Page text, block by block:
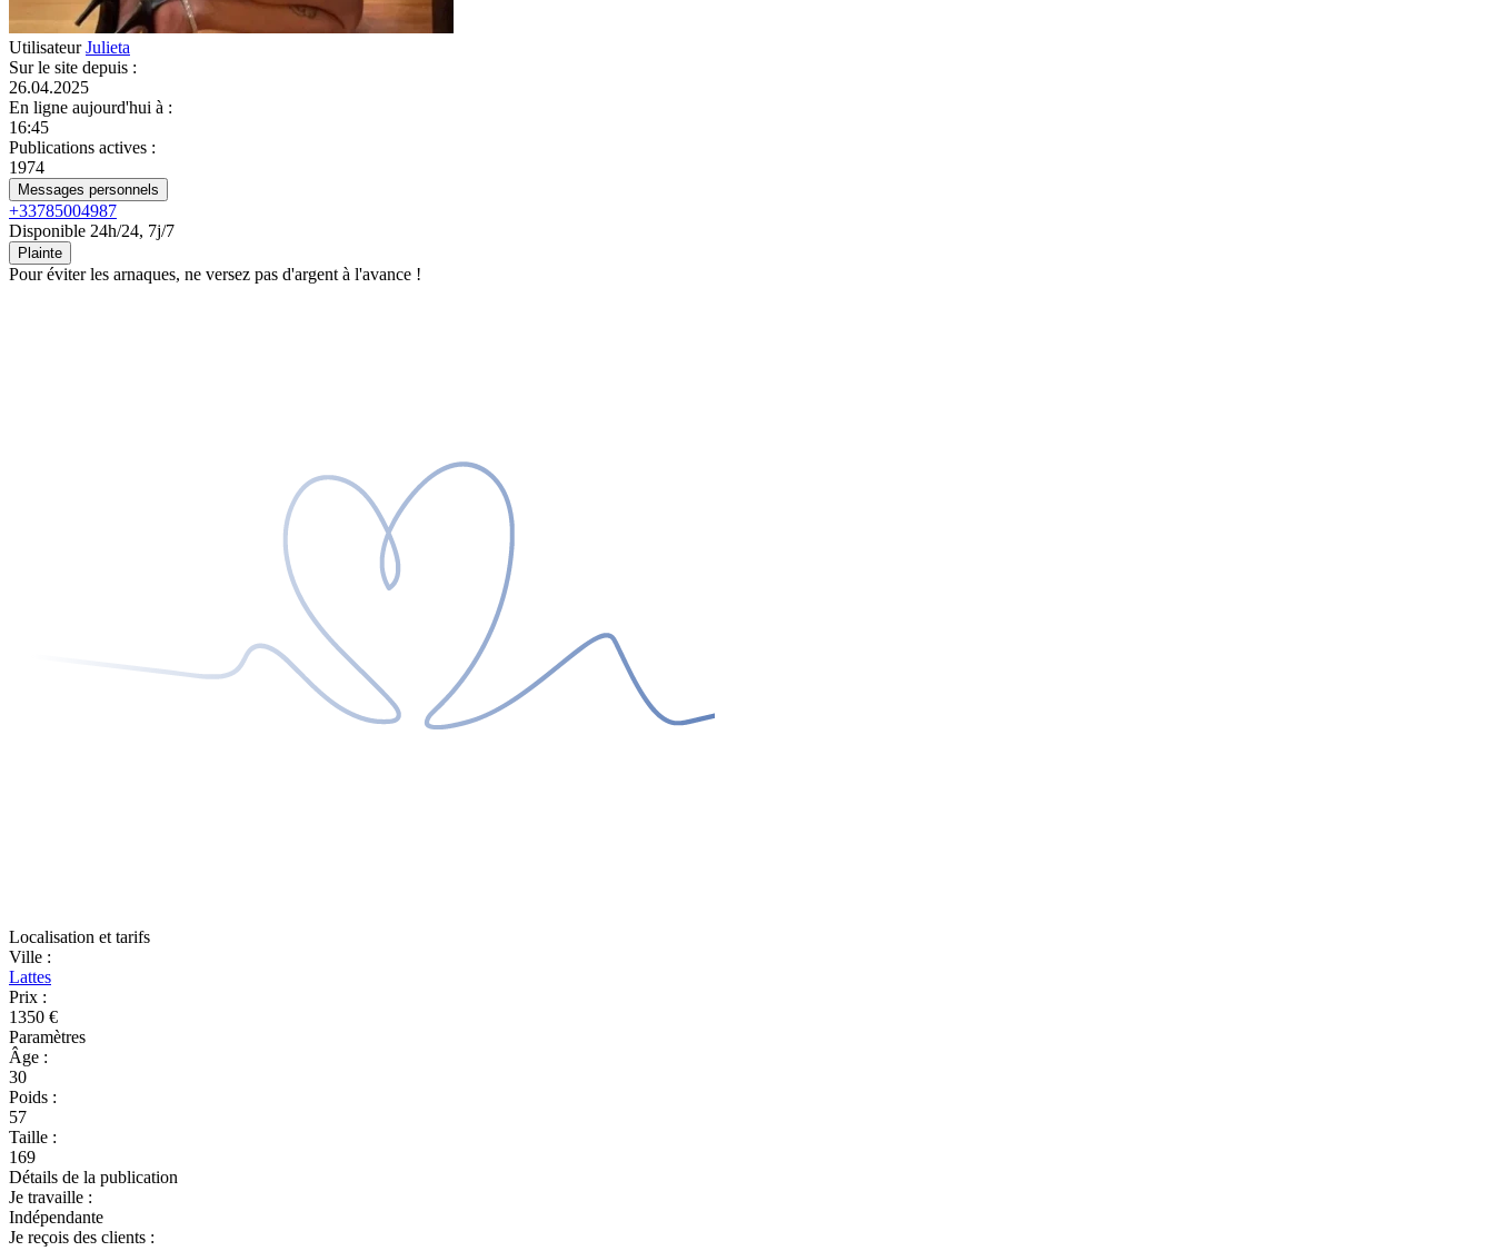
UtilisateurJulieta
Sur le site depuis :
26.04.2025
En ligne aujourd'hui à :
16:45
Publications actives :
1974
Messages personnels
+33785004987
Disponible 24h/24, 7j/7
Plainte
Pour éviter les arnaques, ne versez pas d'argent à l'avance !
Localisation et tarifs
Ville :
Lattes
Prix :
1350 €
Paramètres
Âge :
30
Poids :
57
Taille :
169
Détails de la publication
Je travaille :
Indépendante
Je reçois des clients :